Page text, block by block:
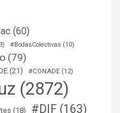
(60)
#BodasColectivas (10)
(79)
(21) #CONADE (12)
(2872)
(18) #DIF (163)